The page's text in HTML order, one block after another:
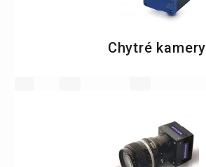
Chytré kamery